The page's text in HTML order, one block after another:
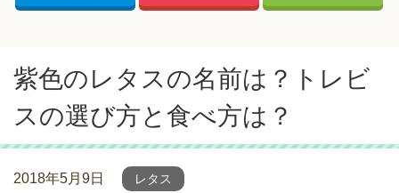
紫色のレタスの名前は？トレビ
スの選び方と食べ方は？
2018年5月9日 レタス